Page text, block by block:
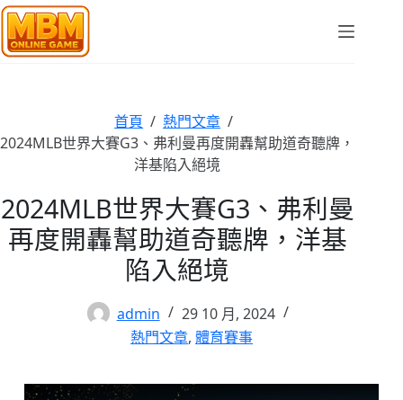
跳
至
主
首頁 / 熱門文章 /
2024MLB世界大賽G3、弗利曼再度開轟幫助道奇聽牌，
洋基陷入絕境
2024MLB世界大賽G3、弗利曼
再度開轟幫助道奇聽牌，洋基
陷入絕境
admin
29 10 月, 2024
熱門文章,體育賽事